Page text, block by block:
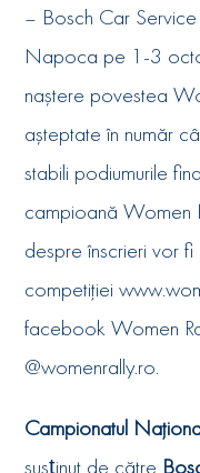
– Bosch Car
Napoca pe 1-3
naștere povestea
așteptate în număr
stabili podiumurile
campioană Women
despre înscrieri vor
competiției
facebook Women
@womenrally.ro.
Campionatul
susṭinut de către